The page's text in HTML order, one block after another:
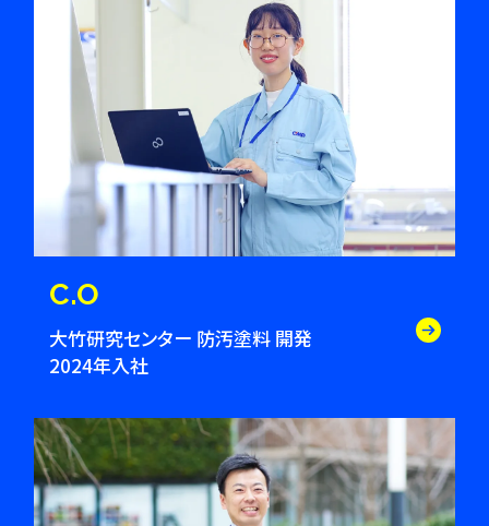
C.O
大竹研究センター 防汚塗料 開発
2024年入社